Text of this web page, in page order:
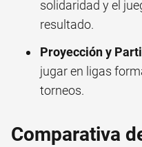
solidaridad y el
resultado.
Proyección y
jugar en ligas
torneos.
Comparativa